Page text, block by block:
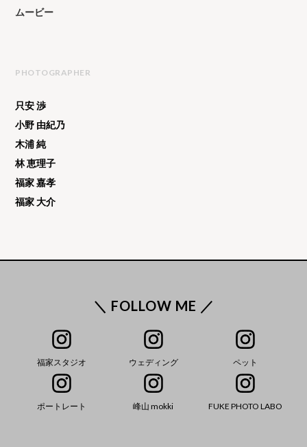
ムービー
PHOTOGRAPHER
只安 渉
小野 由紀乃
木浦 純
林 恵理子
福家 嘉孝
福家 大介
＼ FOLLOW ME ／
福家スタジオ ウェディング ペット
ポートレート 峰山 mokki FUKE PHOTO LABO